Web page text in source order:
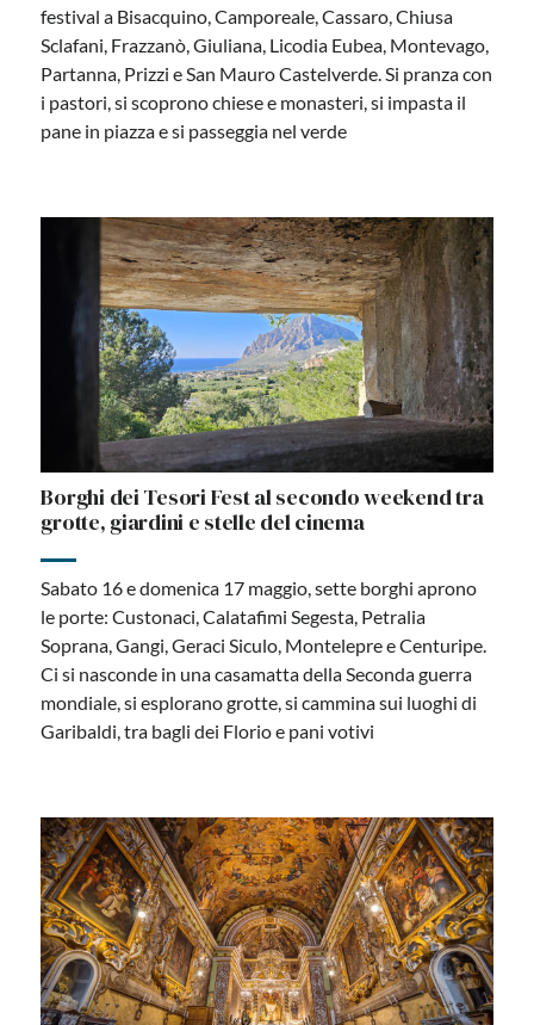
festival a Bisacquino, Camporeale, Cassaro, Chiusa
Sclafani, Frazzanò, Giuliana, Licodia Eubea, Montevago,
Partanna, Prizzi e San Mauro Castelverde. Si pranza con
i pastori, si scoprono chiese e monasteri, si impasta il
pane in piazza e si passeggia nel verde
Borghi dei Tesori Fest al secondo weekend tra
grotte, giardini e stelle del cinema
Sabato 16 e domenica 17 maggio, sette borghi aprono
le porte: Custonaci, Calatafimi Segesta, Petralia
Soprana, Gangi, Geraci Siculo, Montelepre e Centuripe.
Ci si nasconde in una casamatta della Seconda guerra
mondiale, si esplorano grotte, si cammina sui luoghi di
Garibaldi, tra bagli dei Florio e pani votivi